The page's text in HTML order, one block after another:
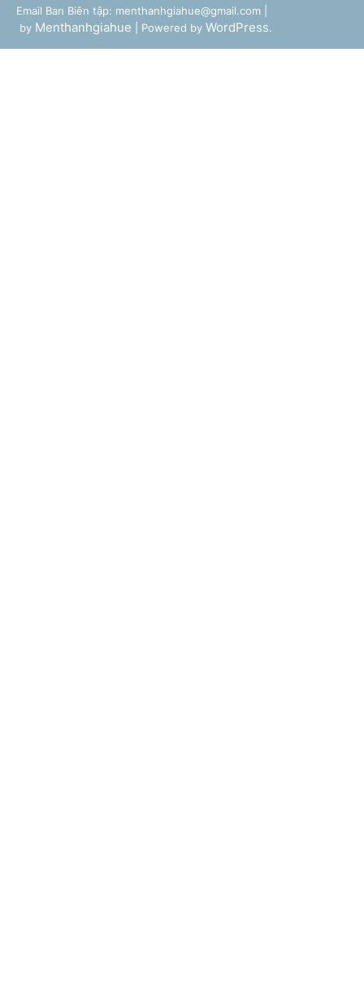
Email Ban Biên tập: menthanhgiahue@gmail.com |
by Menthanhgiahue | Powered by WordPress.